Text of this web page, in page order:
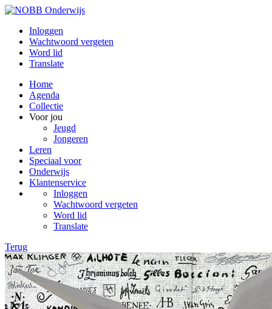
Inloggen
Wachtwoord vergeten
Word lid
Translate
Home
Agenda
Collectie
Voor jou
Jeugd
Jongeren
Leren
Speciaal voor
Onderwijs
Klantenservice
Inloggen
Wachtwoord vergeten
Word lid
Translate
Terug